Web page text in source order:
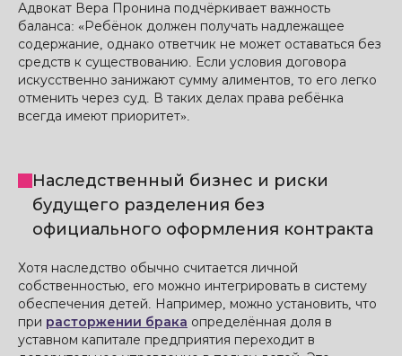
Адвокат Вера Пронина подчёркивает важность
баланса: «Ребёнок должен получать надлежащее
содержание, однако ответчик не может оставаться без
средств к существованию. Если условия договора
искусственно занижают сумму алиментов, то его легко
отменить через суд. В таких делах права ребёнка
всегда имеют приоритет».
Наследственный бизнес и риски
будущего разделения без
официального оформления контракта
Хотя наследство обычно считается личной
собственностью, его можно интегрировать в систему
обеспечения детей. Например, можно установить, что
при расторжении брака определённая доля в
уставном капитале предприятия переходит в